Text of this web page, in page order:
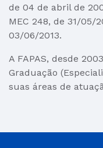
de 04 de abril de
MEC 248, de 31/05/
03/06/2013.
A FAPAS, desde
Graduação
suas áreas de